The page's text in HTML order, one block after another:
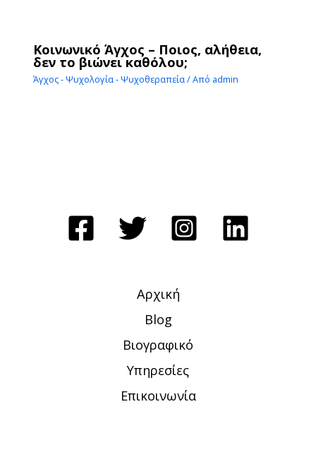
Κοινωνικό Άγχος – Ποιος, αλήθεια,
δεν το βιώνει καθόλου;
Άγχος - Ψυχολογία - Ψυχοθεραπεία/ Από admin
Αρχική
Blog
Βιογραφικό
Υπηρεσίες
Επικοινωνία